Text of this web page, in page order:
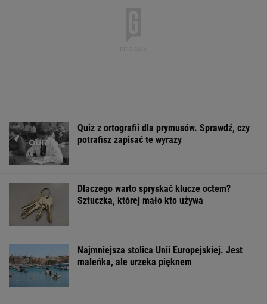
Najmniejsza stolica Unii Europejskiej. Jest
maleńka, ale urzeka pięknem
Wielki bieg Anastazji Kuś na 400 metrów.
Polka mistrzynią świata juniorek!
Niewielu wie, że Polk jest ojczymem posłanki
KO. Kłócą się o politykę?